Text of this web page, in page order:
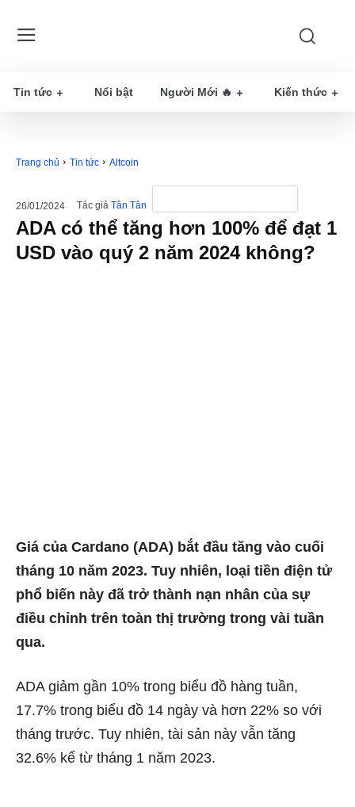
Tin tức Nổi bật Người Mới 🔥 Kiến thức
Trang chủ Tin tức Altcoin
26/01/2024 Tác giả Tân Tân
ADA có thể tăng hơn 100% để đạt 1
USD vào quý 2 năm 2024 không?
Giá của Cardano (ADA) bắt đầu tăng vào cuối
tháng 10 năm 2023. Tuy nhiên, loại tiền điện tử
phổ biến này đã trở thành nạn nhân của sự
điều chỉnh trên toàn thị trường trong vài tuần
qua.
ADA giảm gần 10% trong biểu đồ hàng tuần,
17.7% trong biểu đồ 14 ngày và hơn 22% so với
tháng trước. Tuy nhiên, tài sản này vẫn tăng
32.6% kể từ tháng 1 năm 2023.